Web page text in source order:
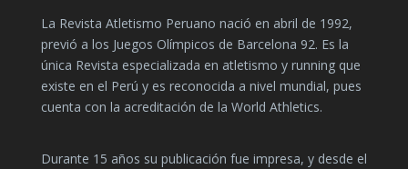
La Revista Atletismo Peruano nació en abril de 1992,
previó a los Juegos Olímpicos de Barcelona 92. Es la
única Revista especializada en atletismo y running que
existe en el Perú y es reconocida a nivel mundial, pues
cuenta con la acreditación de la World Athletics.
Durante 15 años su publicación fue impresa, y desde el